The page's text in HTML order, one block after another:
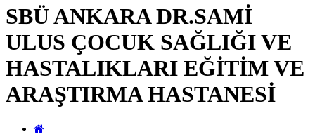
SBÜ ANKARA DR.SAMİ
ULUS ÇOCUK SAĞLIĞI VE
HASTALIKLARI EĞİTİM VE
ARAŞTIRMA HASTANESİ